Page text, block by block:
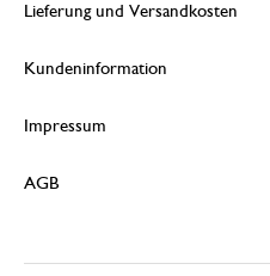
Lieferung und Versandkosten
Kundeninformation
Impressum
AGB